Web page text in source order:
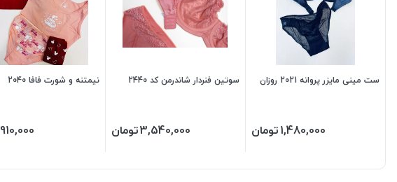
ست مینی مایزر پروانه 2021 روزان
1,480,000تومان
سوتین فنردار شاندرمن کد 2440
3,540,000تومان
نیمتنه و شورت فافا 2040
910,000